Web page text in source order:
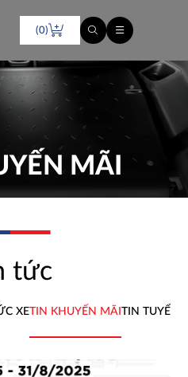
(0)
MÃI
tức
XETIN KHUYẾN MÃITIN TUYỂN